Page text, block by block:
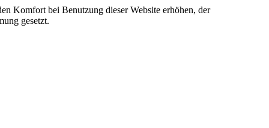
Komfort bei Benutzung dieser Website erhöhen, der
gesetzt.